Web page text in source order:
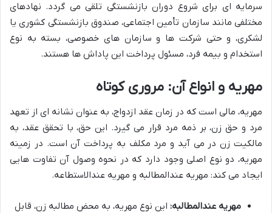
سرمایه ای برای شروع دوران بازنشستگی تلقی می گردد. نهادهای
مختلفی مانند سازمان تأمین اجتماعی، صندوق بازنشستگی کشوری یا
لشکری، و حتی شرکت ها و سازمان های خصوصی، بسته به نوع
استخدام و بیمه فرد، مسئول پرداخت این پاداش ها هستند.
مهریه و انواع آن: مروری کوتاه
مهریه، مالی است که در زمان عقد ازدواج، به عنوان نشانه ای از تعهد
مرد و حق زن، بر ذمه مرد قرار می گیرد. این حق، با تحقق عقد، به
مالکیت زن در می آید و مرد مکلف به پرداخت آن است. در زمینه
مهریه، دو نوع اصلی وجود دارد که در نحوه وصول آن تفاوت هایی
ایجاد می کند: مهریه عندالمطالبه و مهریه عندالاستطاعه.
مهریه عندالمطالبه: این نوع مهریه، به محض مطالبه زن، قابل